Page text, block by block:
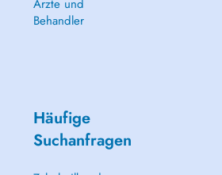
Ärzte und
Behandler
Häufige
Suchanfragen